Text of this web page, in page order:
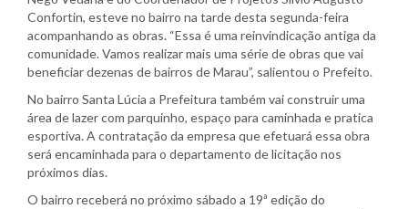
Confortin, esteve no bairro na tarde desta segunda-feira
acompanhando as obras. “Essa é uma reinvindicação antiga da
comunidade. Vamos realizar mais uma série de obras que vai
beneficiar dezenas de bairros de Marau”, salientou o Prefeito.
No bairro Santa Lúcia a Prefeitura também vai construir uma
área de lazer com parquinho, espaço para caminhada e pratica
esportiva. A contratação da empresa que efetuará essa obra
será encaminhada para o departamento de licitação nos
próximos dias.
O bairro receberá no próximo sábado a 19ª edição do